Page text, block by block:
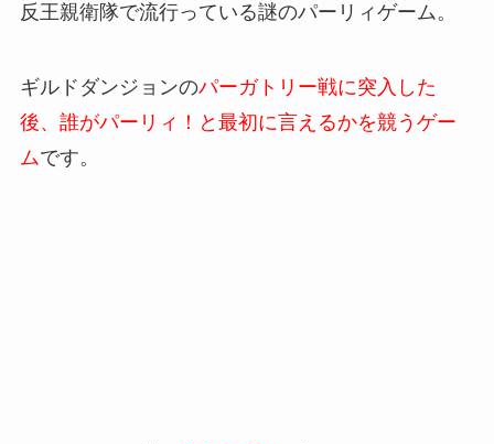
反王親衛隊で流行っている謎のパーリィゲーム。
ギルドダンジョンのパーガトリー戦に突入した
後、誰がパーリィ！と最初に言えるかを競うゲー
ムです。